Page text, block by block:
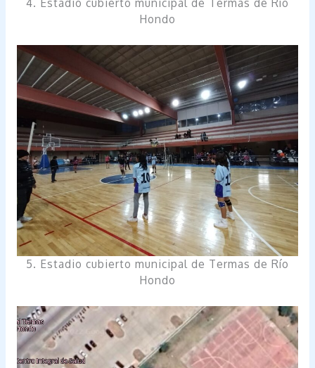
4. Estadio cubierto municipal de Termas de Río
Hondo
5. Estadio cubierto municipal de Termas de Río
Hondo